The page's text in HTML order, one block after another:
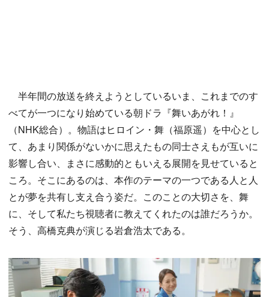
半年間の放送を終えようとしているいま、これまでのす
べてが一つになり始めている朝ドラ『舞いあがれ！』
（NHK総合）。物語はヒロイン・舞（福原遥）を中心とし
て、あまり関係がないかに思えたもの同士さえもが互いに
影響し合い、まさに感動的ともいえる展開を見せていると
ころ。そこにあるのは、本作のテーマの一つである人と人
とが夢を共有し支え合う姿だ。このことの大切さを、舞
に、そして私たち視聴者に教えてくれたのは誰だろうか。
そう、高橋克典が演じる岩倉浩太である。